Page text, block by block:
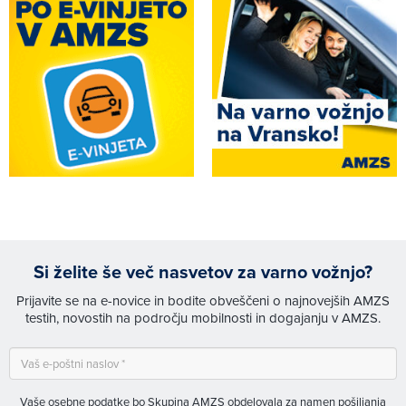
Si želite še več nasvetov za varno vožnjo?
Prijavite se na e-novice in bodite obveščeni o najnovejših AMZS
testih, novostih na področju mobilnosti in dogajanju v AMZS.
Vaše osebne podatke bo Skupina AMZS obdelovala za namen pošiljanja